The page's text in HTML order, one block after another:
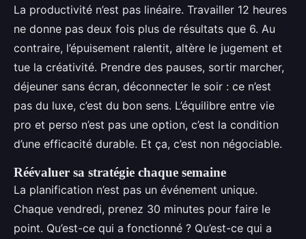
La productivité n’est pas linéaire. Travailler 12 heures
ne donne pas deux fois plus de résultats que 6. Au
contraire, l’épuisement ralentit, altère le jugement et
tue la créativité. Prendre des pauses, sortir marcher,
déjeuner sans écran, déconnecter le soir : ce n’est
pas du luxe, c’est du bon sens. L’équilibre entre vie
pro et perso n’est pas une option, c’est la condition
d’une efficacité durable. Et ça, c’est non négociable.
Réévaluer sa stratégie chaque semaine
La planification n’est pas un événement unique.
Chaque vendredi, prenez 30 minutes pour faire le
point. Qu’est-ce qui a fonctionné ? Qu’est-ce qui a